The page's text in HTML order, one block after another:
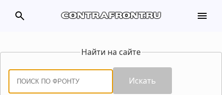
search contrafront.ru menu
Найти на сайте
Искать